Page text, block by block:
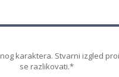
karaktera. Stvarni izgled
se razlikovati.*